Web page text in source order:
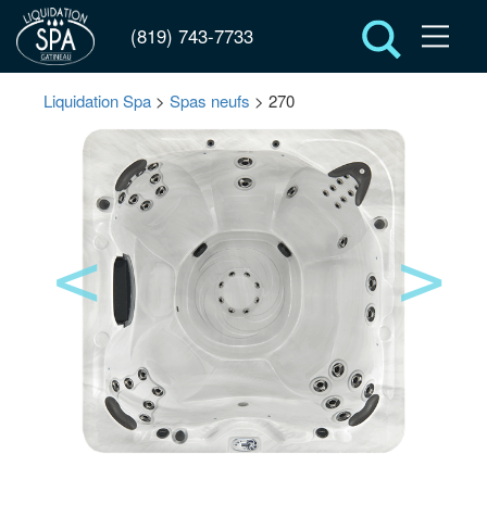
(819) 743-7733
Liquidation Spa >Spas neufs > 270